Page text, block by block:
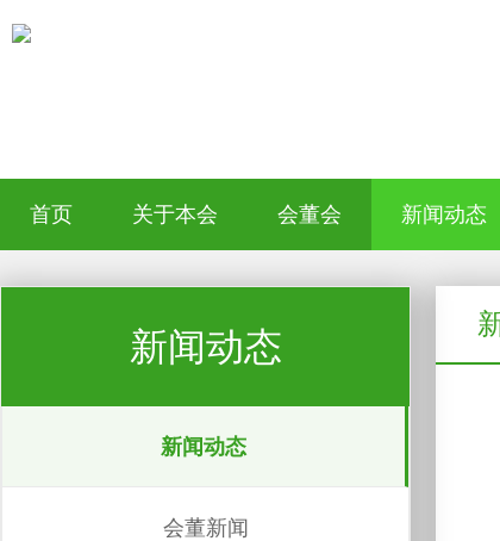
首页 关于本会 会董会 新闻动态
新闻动态
新闻动态
会董新闻